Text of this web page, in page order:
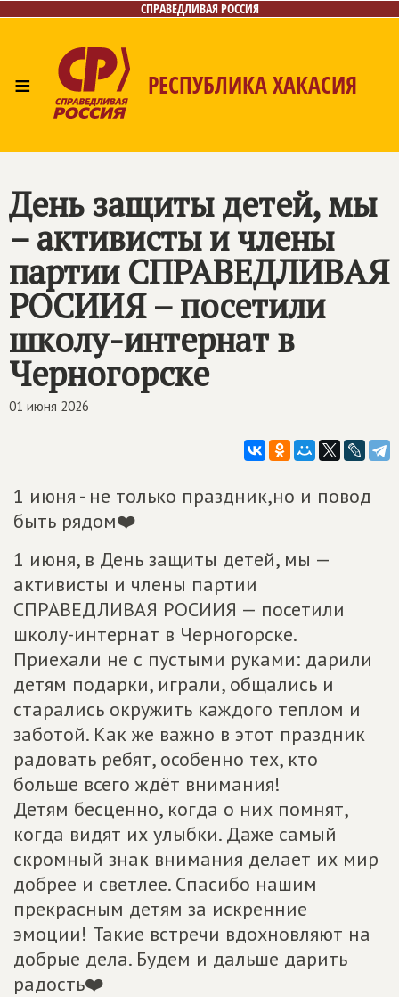
СПРАВЕДЛИВАЯ РОССИЯ
≡ РЕСПУБЛИКА ХАКАСИЯ
День защиты детей, мы
– активисты и члены
партии СПРАВЕДЛИВАЯ
РОСИИЯ – посетили
школу-интернат в
Черногорске
01 июня 2026
1 июня - не только праздник,но и повод
быть рядом❤️
1 июня, в День защиты детей, мы —
активисты и члены партии
СПРАВЕДЛИВАЯ РОСИИЯ — посетили
школу-интернат в Черногорске.
Приехали не с пустыми руками: дарили
детям подарки, играли, общались и
старались окружить каждого теплом и
заботой. Как же важно в этот праздник
радовать ребят, особенно тех, кто
больше всего ждёт внимания!
Детям бесценно, когда о них помнят,
когда видят их улыбки. Даже самый
скромный знак внимания делает их мир
добрее и светлее. Спасибо нашим
прекрасным детям за искренние
эмоции! Такие встречи вдохновляют на
добрые дела. Будем и дальше дарить
радость❤️